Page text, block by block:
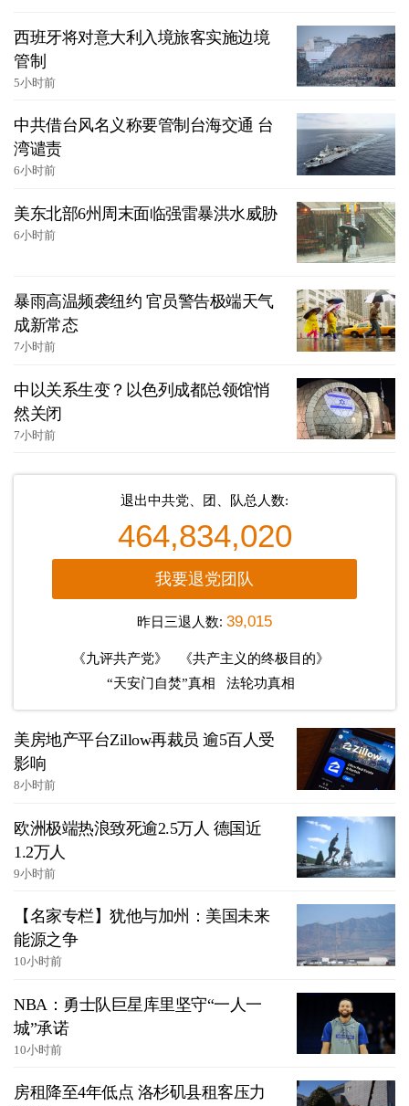
西班牙将对意大利入境旅客实施边境
管制
5小时前
中共借台风名义称要管制台海交通 台
湾谴责
6小时前
美东北部6州周末面临强雷暴洪水威胁
6小时前
暴雨高温频袭纽约 官员警告极端天气
成新常态
7小时前
中以关系生变？以色列成都总领馆悄
然关闭
7小时前
退出中共党、团、队总人数:
464,834,020
我要退党团队
昨日三退人数: 39,015
《九评共产党》
《共产主义的终极目的》
“天安门自焚”真相
法轮功真相
美房地产平台Zillow再裁员 逾5百人受
影响
8小时前
欧洲极端热浪致死逾2.5万人 德国近
1.2万人
9小时前
【名家专栏】犹他与加州：美国未来
能源之争
10小时前
NBA：勇士队巨星库里坚守“一人一
城”承诺
10小时前
房租降至4年低点 洛杉矶县租客压力